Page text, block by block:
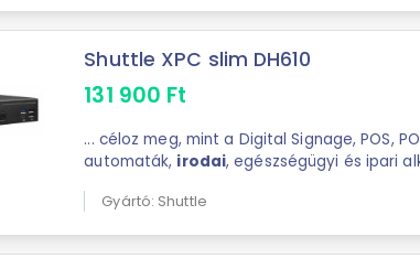
Shuttle XPC slim DH610
131 900 Ft
... céloz meg, mint a Digital Signage, POS, POI, szerencsejáték-
automaták, irodai, egészségügyi és ipari
Gyártó: Shuttle